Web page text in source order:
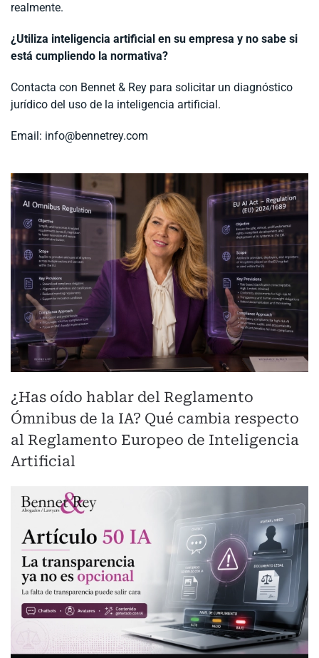
realmente.
¿Utiliza inteligencia artificial en su empresa y no sabe si
está cumpliendo la normativa?
Contacta con Bennet & Rey para solicitar un diagnóstico
jurídico del uso de la inteligencia artificial.
Email: info@bennetrey.com
¿Has oído hablar del Reglamento
Ómnibus de la IA? Qué cambia respecto
al Reglamento Europeo de Inteligencia
Artificial